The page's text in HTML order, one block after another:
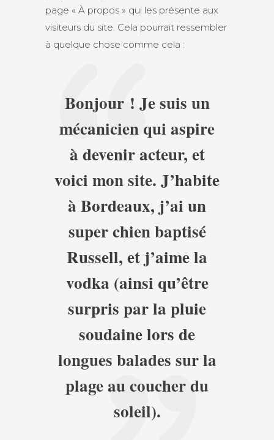
page « À propos » qui les présente aux
visiteurs du site. Cela pourrait ressembler
à quelque chose comme cela :
Bonjour ! Je suis un
mécanicien qui aspire
à devenir acteur, et
voici mon site. J’habite
à Bordeaux, j’ai un
super chien baptisé
Russell, et j’aime la
vodka (ainsi qu’être
surpris par la pluie
soudaine lors de
longues balades sur la
plage au coucher du
soleil).